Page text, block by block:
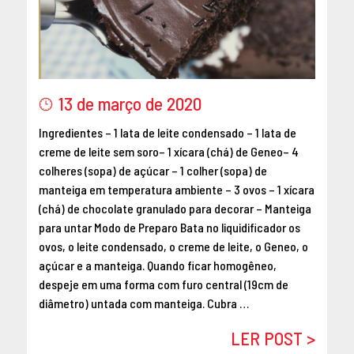
13 de março de 2020
Ingredientes – 1 lata de leite condensado – 1 lata de
creme de leite sem soro– 1 xícara (chá) de Geneo– 4
colheres (sopa) de açúcar – 1 colher (sopa) de
manteiga em temperatura ambiente – 3 ovos – 1 xícara
(chá) de chocolate granulado para decorar – Manteiga
para untar Modo de Preparo Bata no liquidificador os
ovos, o leite condensado, o creme de leite, o Geneo, o
açúcar e a manteiga. Quando ficar homogêneo,
despeje em uma forma com furo central (19cm de
diâmetro) untada com manteiga. Cubra …
LER POST >